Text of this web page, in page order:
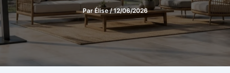
ParÉlise/12/06/2026